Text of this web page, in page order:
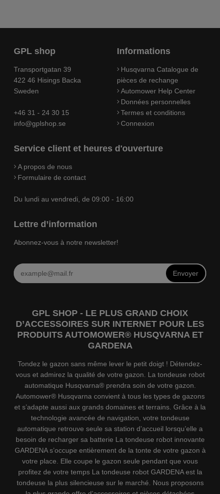
GPL shop
Transportgatan 39
422 46 Hisings Backa
Sweden
+46 31 - 24 30 15
info@gplshop.se
Informations
Husqvarna Catalogue de
pièces de rechange
Automower Help Center
Données personnelles
Termes et conditions
Connexion
Service client et heures d'ouverture
A propos de nous
Formulaire de contact
Du lundi au vendredi, de 09:00 - 16:00
Lettre d’information
Abonnez-vous à notre newsletter!
Envoyer
GPL SHOP - LE PLUS GRAND CHOIX
D’ACCESSOIRES SUR INTERNET POUR LES
PRODUITS AUTOMOWER® HUSQVARNA ET
GARDENA
Tondez le gazon sans même lever le petit doigt ! Détendez-
vous et admirez la qualité de votre gazon. La tondeuse robot
automatique Husqvarna® prendra soin de votre gazon.
Automower® Husqvarna convient à tous les types de gazons
et s’adapte aussi aux grands domaines et terrains. Grâce à la
technologie avancée de navigation, votre tondeuse
automatique retrouve seule sa station d’accueil lorsqu’elle a
besoin de recharger sa batterie La tondeuse robot innovante
GARDENA s’occupe entièrement de la tonte de votre gazon à
votre place. Elle coupe le gazon seule pendant que vous
profitez de votre temps La tondeuse robot GARDENA est la
tondeuse la plus silencieuse sur le marché. Nous proposons